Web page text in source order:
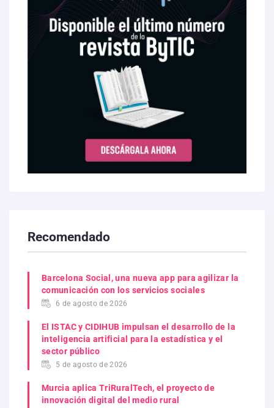
Recomendado
Barcelona Social, una nueva app para agilizar la
comunicación con los servicios sociales
6 de agosto de 2026
El ISTAC y CIDIHUB impulsan el desarrollo de la
inteligencia artificial para la estadística y el
sector público
5 de agosto de 2026
Murcia aplica TriRuralTech, el proyecto de
innovación digital del medio rural